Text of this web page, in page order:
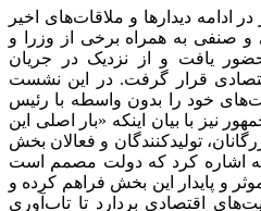
ادامه دیدارها و ملاقات‌های اخیر
و صنفی به همراه برخی از وزرا و
یافت و از نزدیک در جریان
قرار گرفت. در این نشست
خود را بدون واسطه با رئیس
نیز با بیان اینکه «بار اصلی این
تولیدکنندگان و فعالان بخش
اشاره کرد که دولت مصمم است
و پایدار این بخش فراهم کرده و
اقتصادی بردارد تا تاب‌آوری